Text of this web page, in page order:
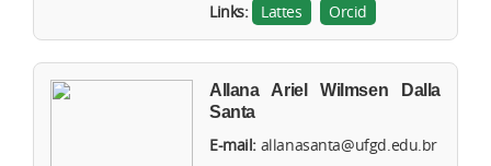
Links:
Lattes Orcid
Allana Ariel Wilmsen Dalla
Santa
E-mail: allanasanta@ufgd.edu.br